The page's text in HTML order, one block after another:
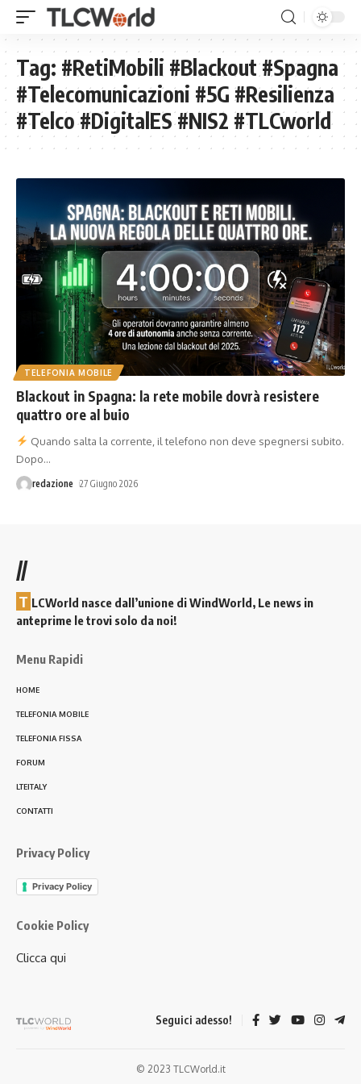
Tag: #RetiMobili #Blackout #Spagna
#Telecomunicazioni #5G #Resilienza
#Telco #DigitalES #NIS2 #TLCworld
TELEFONIA MOBILE
Blackout in Spagna: la rete mobile dovrà resistere
quattro ore al buio
Quando salta la corrente, il telefono non deve spegnersi subito.
Dopo…
redazione 27 Giugno 2026
//
T LCWorld nasce dall’unione di WindWorld, Le news in
anteprime le trovi solo da noi!
Menu Rapidi
HOME
TELEFONIA MOBILE
TELEFONIA FISSA
FORUM
LTEITALY
CONTATTI
Privacy Policy
Privacy Policy
Cookie Policy
Clicca qui
Seguici adesso!
© 2023 TLCWorld.it